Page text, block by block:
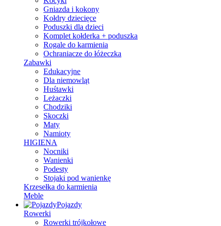
Gniazda i kokony
Kołdry dziecięce
Poduszki dla dzieci
Komplet kołderka + poduszka
Rogale do karmienia
Ochraniacze do łóżeczka
Zabawki
Edukacyjne
Dla niemowląt
Huśtawki
Leżaczki
Chodziki
Skoczki
Maty
Namioty
HIGIENA
Nocniki
Wanienki
Podesty
Stojaki pod wanienkę
Krzesełka do karmienia
Meble
Pojazdy
Rowerki
Rowerki trójkołowe